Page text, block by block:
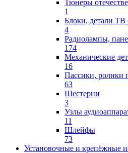
Тюнеры
1
Блоки, детали ТВ
4
Радиолампы,
174
Механические
16
Пассики, ролики
63
Шестерни
3
Узлы
11
Шлейфы
73
Установочные и крепёжные